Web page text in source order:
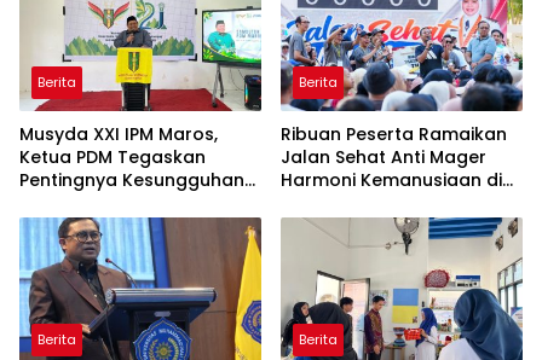
Berita
Musyda XXI IPM Maros,
Ketua PDM Tegaskan
Pentingnya Kesungguhan
Berita
Ribuan Peserta Ramaikan
Jalan Sehat Anti Mager
Harmoni Kemanusiaan di
Berita Berita